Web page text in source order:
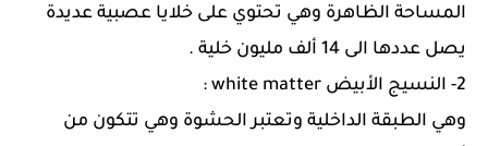
المساحة الظاهرة وهي تحتوي على خلايا عصبية عديدة
يصل عددها الى 14 ألف مليون خلية .
2- النسيج الأبيض white matter
:
وهي الطبقة الداخلية وتعتبر الحشوة وهي تتكون من